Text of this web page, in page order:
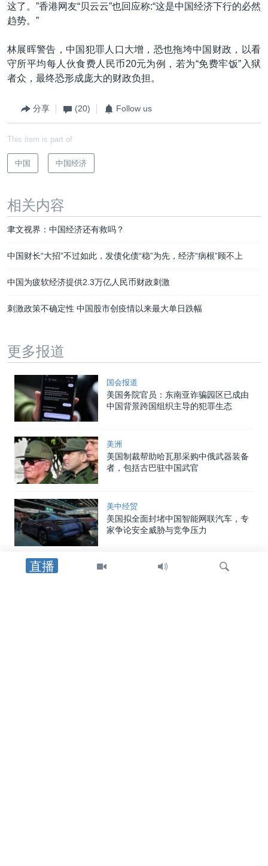
直播
这了。”香港网友“贝云云”也回应称:“这是中国经济下行的必然
趋势。”
林展晖警告，中国犯罪人口大增，恐也拖垮中国财政，以看
守所平均每人伙食费人民币20元为例，若为“免费牢饭”入狱
者众，最终恐形成庞大的财政负担。
分享 (20) Follow us
This item is part of
中国 中国经济
相关内容
聿文视界：中国经济还有救吗？
中国财长“大招”不过如此，发债化债“稳”为先，经济“病根”顾不上
中国为疲软经济提供2.3万亿人民币财政刺激
刺激政策不确定性 中国股市创疫情以来最大单日跌幅
更多报道
国会报道
美国务院官员：东南亚诈骗园区已成由
中国背景跨国组织主导的犯罪生态
美洲
美国制裁帮助哈瓦那采购中俄武器装备
者，包括古巴驻中国武官
美中经贸
美国拟全面封堵中国智能网联汽车，专
家争论安全威胁与竞争压力